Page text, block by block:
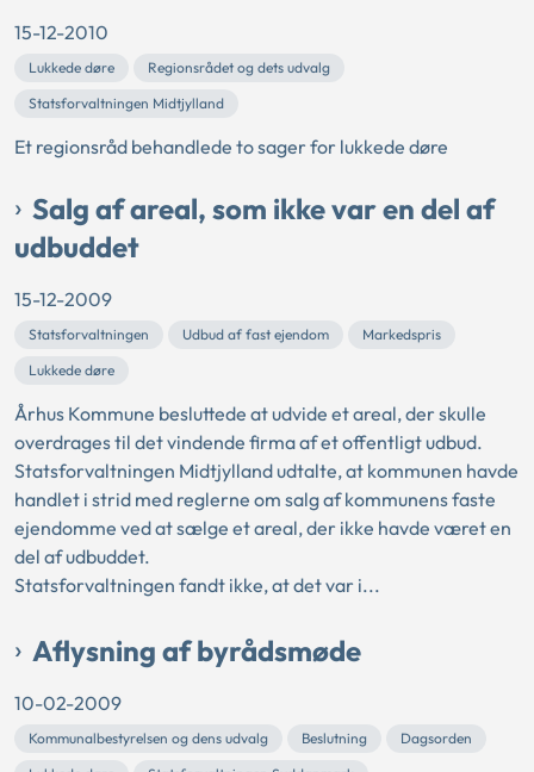
15-12-2010
Lukkede døre
Regionsrådet og dets udvalg
Statsforvaltningen Midtjylland
Et regionsråd behandlede to sager for lukkede døre
Salg af areal, som ikke var en del af
udbuddet
15-12-2009
Statsforvaltningen Udbud af fast ejendom
Markedspris
Lukkede døre
Århus Kommune besluttede at udvide et areal, der skulle
overdrages til det vindende firma af et offentligt udbud.
Statsforvaltningen Midtjylland udtalte, at kommunen havde
handlet i strid med reglerne om salg af kommunens faste
ejendomme ved at sælge et areal, der ikke havde været en
del af udbuddet.
Statsforvaltningen fandt ikke, at det var i...
Aflysning af byrådsmøde
10-02-2009
Kommunalbestyrelsen og dens udvalg Beslutning
Dagsorden